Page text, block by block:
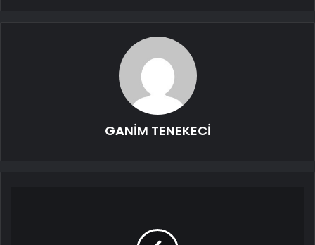
GANİM TENEKECİ